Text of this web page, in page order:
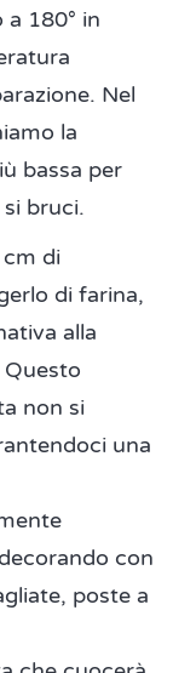
180° in
Nel
la
bassa per
bruci.
di
di farina,
alla
non si
una
con
poste a